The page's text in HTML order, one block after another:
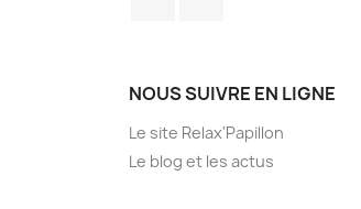
NOUS SUIVRE EN LIGNE
Le site Relax'Papillon
Le blog et les actus